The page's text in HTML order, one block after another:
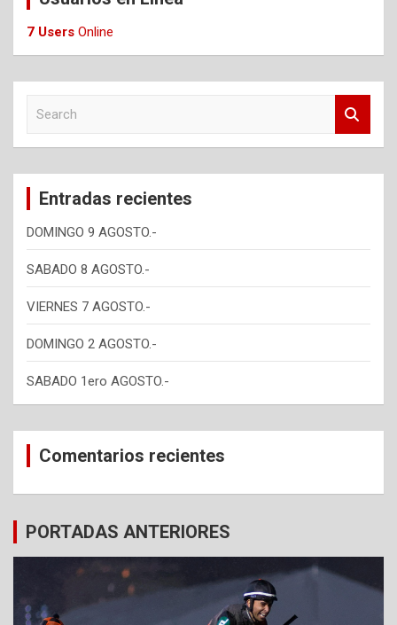
7 Users Online
c
Entradas recientes
DOMINGO 9 AGOSTO.-
SABADO 8 AGOSTO.-
VIERNES 7 AGOSTO.-
DOMINGO 2 AGOSTO.-
SABADO 1ero AGOSTO.-
Comentarios recientes
PORTADAS ANTERIORES